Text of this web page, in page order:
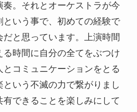
。それとオーケストラが今
という事で、初めての経験で
と思っています。上演時間
時間に自分の全てをぶつけ
コミュニケーションをとる
いう不滅の力で繋がりまし
有できることを楽しみにして